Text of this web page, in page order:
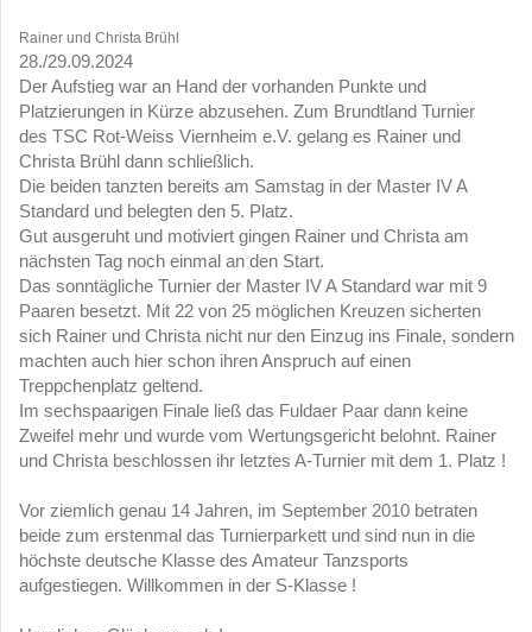
Rainer und Christa Brühl
28./29.09.2024
Der Aufstieg war an Hand der vorhanden Punkte und
Platzierungen in Kürze abzusehen. Zum Brundtland Turnier
des TSC Rot-Weiss Viernheim e.V. gelang es Rainer und
Christa Brühl dann schließlich.
Die beiden tanzten bereits am Samstag in der Master IV A
Standard und belegten den 5. Platz.
Gut ausgeruht und motiviert gingen Rainer und Christa am
nächsten Tag noch einmal an den Start.
Das sonntägliche Turnier der Master IV A Standard war mit 9
Paaren besetzt. Mit 22 von 25 möglichen Kreuzen sicherten
sich Rainer und Christa nicht nur den Einzug ins Finale, sondern
machten auch hier schon ihren Anspruch auf einen
Treppchenplatz geltend.
Im sechspaarigen Finale ließ das Fuldaer Paar dann keine
Zweifel mehr und wurde vom Wertungsgericht belohnt. Rainer
und Christa beschlossen ihr letztes A-Turnier mit dem 1. Platz !
Vor ziemlich genau 14 Jahren, im September 2010 betraten
beide zum erstenmal das Turnierparkett und sind nun in die
höchste deutsche Klasse des Amateur Tanzsports
aufgestiegen. Willkommen in der S-Klasse !